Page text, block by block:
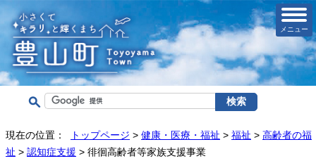
メニュー
現在の位置： トップページ > 健康・医療・福祉 > 福祉 > 高齢者の福
祉 > 認知症支援 > 徘徊高齢者等家族支援事業